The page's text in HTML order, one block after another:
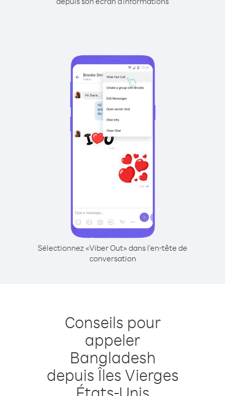
Sélectionnez «Viber Out» dans l'en-tête de
conversation
Conseils pour
appeler
Bangladesh
depuis Îles Vierges